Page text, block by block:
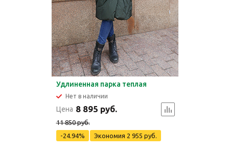
Удлиненная парка теплая
Нет в наличии
Цена 8 895 руб.
11 850 руб.
-24.94%
Экономия 2 955 руб.